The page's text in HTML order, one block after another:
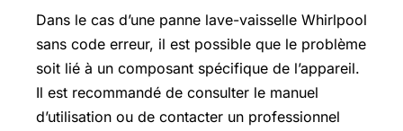
Dans le cas d’une panne lave-vaisselle Whirlpool
sans code erreur, il est possible que le problème
soit lié à un composant spécifique de l’appareil.
Il est recommandé de consulter le manuel
d’utilisation ou de contacter un professionnel